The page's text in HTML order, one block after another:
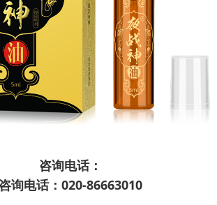
咨询电话：
咨询电话：020-86663010